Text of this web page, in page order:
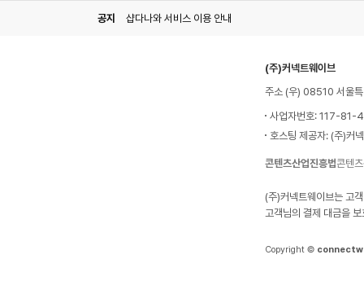
공지 샵다나와 서비스 이용 안내
(주)커넥트웨이브
주소 (우) 08510 서울
사업자번호: 117-81-
호스팅 제공자: (주)커
콘텐츠산업진흥법콘텐
(주)커넥트웨이브는 고
고객님의 결제 대금을
Copyright ©